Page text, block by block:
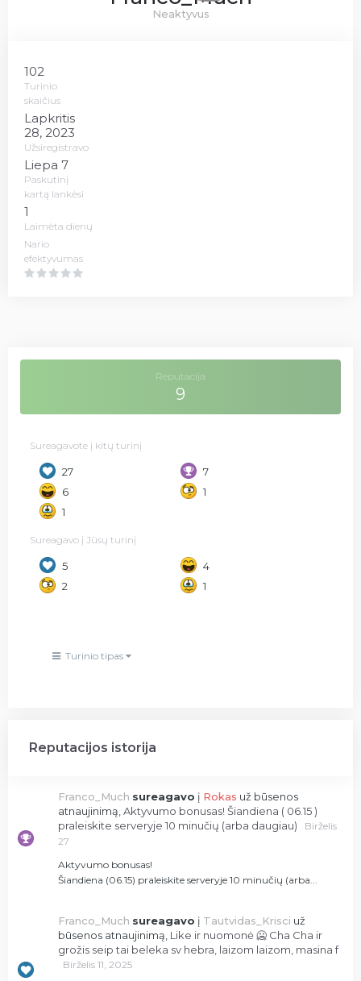
Neaktyvus
102
Turinio
skaičius
Lapkritis
28, 2023
Užsiregistravo
Liepa 7
Paskutinį
kartą lankėsi
1
Laimėta dienų
Nario
efektyvumas
Reputacija
9
Sureagavote į kitų turinį
27
7
6
1
1
Sureagavo į Jūsų turinį
5
4
2
1
Turinio tipas
Reputacijos istorija
Franco_Much sureagavo į Rokas už būsenos
atnaujinimą, Aktyvumo bonusas! Šiandiena ( 06.15 )
praleiskite serveryje 10 minučių (arba daugiau)
Birželis
27
Aktyvumo bonusas!
Šiandiena (06.15) praleiskite serveryje 10 minučių (arba...
Franco_Much sureagavo į Tautvidas_Krisci už
būsenos atnaujinimą, Like ir nuomonė 🥶 Cha Cha ir
grožis seip tai beleka sv hebra, laizom laizom, masina f
Birželis 11, 2025